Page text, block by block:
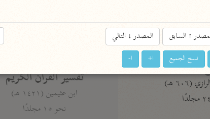
الغيب
(٦٠٦ هـ)
القرآن – تدبّر وعمل
تفسير القرآن الكريم
ابن عثيمين (١٤٢١ هـ)
نحو ١٥ مجلدًا
↑السابق المصدر↓التالي
نسخ الجميع ا+ ا-